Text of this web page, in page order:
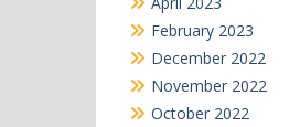
February 2023
December 2022
November 2022
October 2022